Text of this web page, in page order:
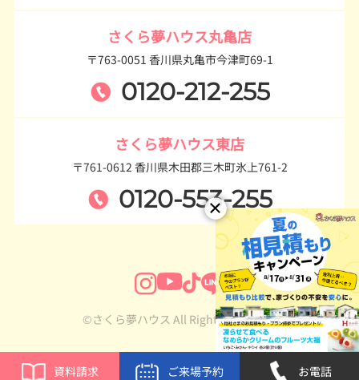
さくら夢ハウス丸亀店
〒763-0051 香川県丸亀市今津町69-1
0120-212-255
さくら夢ハウス東店
〒761-0612 香川県木田郡三木町氷上761-2
0120-553-255
©さくら夢ハウス All Rights Reserved.
資料請求 ご来場予約 お電話